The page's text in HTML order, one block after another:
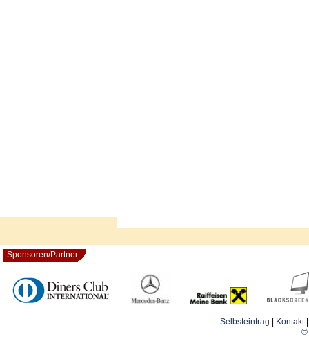
Sponsoren/Partner
Selbsteintrag Kontakt
©